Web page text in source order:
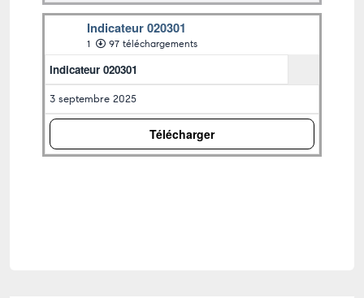
Indicateur 020301
1 97 téléchargements
Indicateur 020301
3 septembre 2025
Télécharger